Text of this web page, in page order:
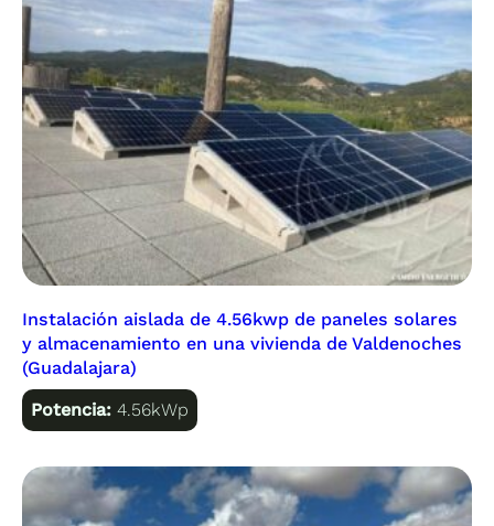
Instalación aislada de 4.56kwp de paneles solares
y almacenamiento en una vivienda de Valdenoches
(Guadalajara)
Potencia:4.56kWp